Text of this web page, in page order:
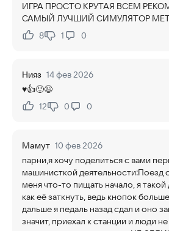
ИГРА ПРОСТО КРУТАЯ ВСЕМ
САМЫЙ ЛУЧШИЙ СИМУЛЯТОР
Нравится:
8Не нравится:
1 0
Нияз 14 фев 2026
♥️👍🙂😉
Нравится:
12Не нравится:
0 0
Мамут 10 фев 2026
парни,я хочу поделиться с вами
машинисткой деятельности:Поезд
меня что-то пищать начало, я
как её заткнуть, ведь кнопок
дальше я педаль назад сдал и оно
значит, приехал к станции и люди